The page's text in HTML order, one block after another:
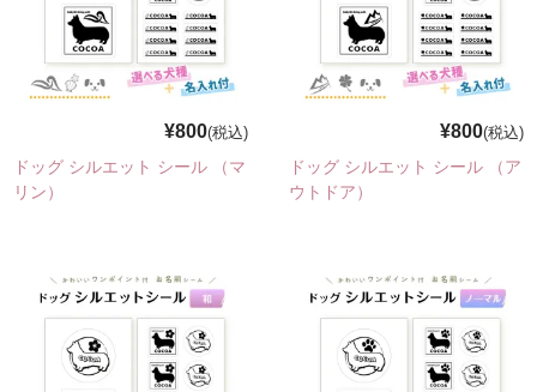
写真でつくるシリーズ
写真でつくるカーステッカー
写真でつくる防水シール
お問い合わせ
¥800(税込)
ドッグ シルエット シール （マ
リン）
¥800(税込)
ドッグ シルエット シール （ア
ウトドア）